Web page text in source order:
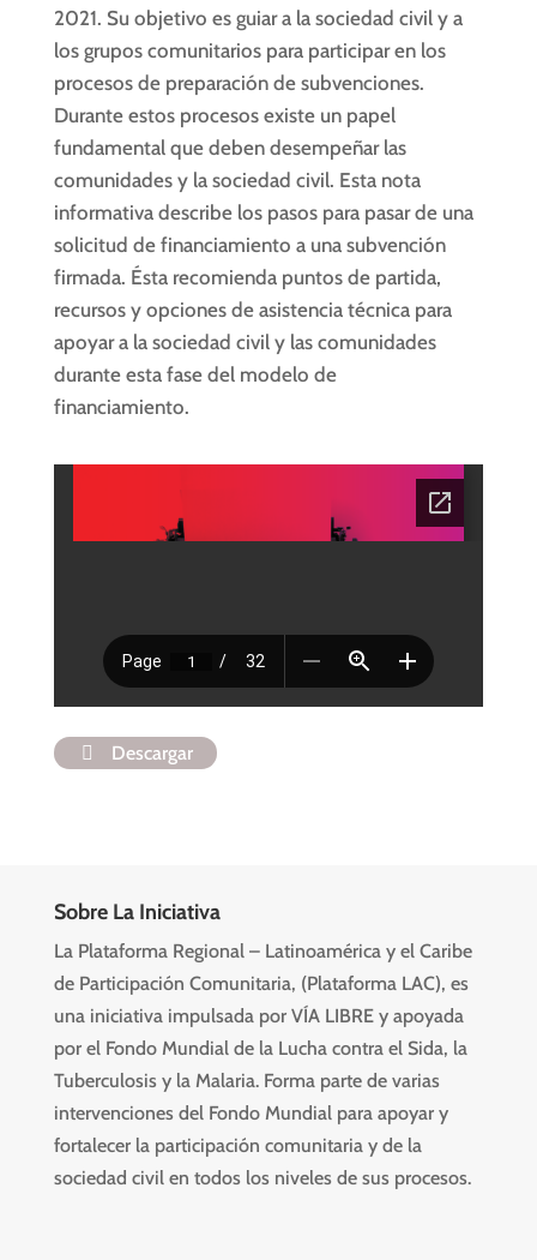
2021. Su objetivo es guiar a la sociedad civil y a
los grupos comunitarios para participar en los
procesos de preparación de subvenciones.
Durante estos procesos existe un papel
fundamental que deben desempeñar las
comunidades y la sociedad civil. Esta nota
informativa describe los pasos para pasar de una
solicitud de financiamiento a una subvención
firmada. Ésta recomienda puntos de partida,
recursos y opciones de asistencia técnica para
apoyar a la sociedad civil y las comunidades
durante esta fase del modelo de
financiamiento.
Descargar
Sobre La Iniciativa
La Plataforma Regional – Latinoamérica y el Caribe
de Participación Comunitaria, (Plataforma LAC), es
una iniciativa impulsada por VÍA LIBRE y apoyada
por el Fondo Mundial de la Lucha contra el Sida, la
Tuberculosis y la Malaria. Forma parte de varias
intervenciones del Fondo Mundial para apoyar y
fortalecer la participación comunitaria y de la
sociedad civil en todos los niveles de sus procesos.